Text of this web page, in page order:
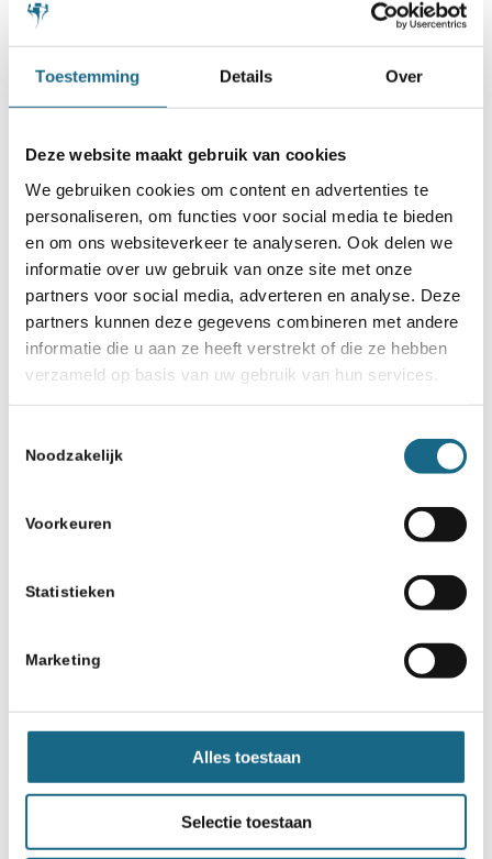
Toestemming Details Over
Deze website maakt gebruik van cookies
We gebruiken cookies om content en advertenties te
personaliseren, om functies voor social media te bieden
en om ons websiteverkeer te analyseren. Ook delen we
informatie over uw gebruik van onze site met onze
partners voor social media, adverteren en analyse. Deze
partners kunnen deze gegevens combineren met andere
informatie die u aan ze heeft verstrekt of die ze hebben
verzameld op basis van uw gebruik van hun services.
Noodzakelijk
Voorkeuren
Statistieken
Marketing
Alles toestaan
Selectie toestaan
19 februari 2026
Jan Timman (1951-2026)
overleden
10 februari 2026
Jorden van Foreest uitdagingen
na Tata
› »